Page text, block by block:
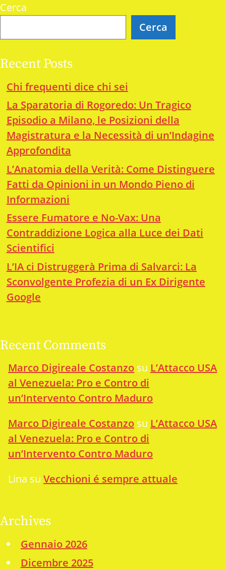
Cerca
Cerca
Recent Posts
Chi frequenti dice chi sei
La Sparatoria di Rogoredo: Un Tragico
Episodio a Milano, le Posizioni della
Magistratura e la Necessità di un’Indagine
Approfondita
L’Anatomia della Verità: Come Distinguere
Fatti da Opinioni in un Mondo Pieno di
Informazioni
Essere Fumatore e No-Vax: Una
Contraddizione Logica alla Luce dei Dati
Scientifici
L’IA ci Distruggerà Prima di Salvarci: La
Sconvolgente Profezia di un Ex Dirigente
Google
Recent Comments
Marco Digireale Costanzo su L’Attacco USA
al Venezuela: Pro e Contro di
un’Intervento Contro Maduro
Marco Digireale Costanzo su L’Attacco USA
al Venezuela: Pro e Contro di
un’Intervento Contro Maduro
Lina su Vecchioni é sempre attuale
Archives
Gennaio 2026
Dicembre 2025